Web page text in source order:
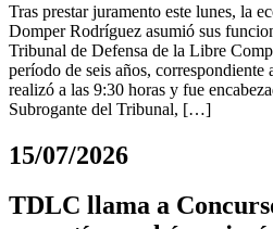
Tras prestar juramento este lunes, la
Domper Rodríguez asumió sus
Tribunal de Defensa de la Libre
período de seis años,
realizó a las 9:30 horas y fue
Subrogante del Tribunal, […]
15/07/2026
TDLC llama a